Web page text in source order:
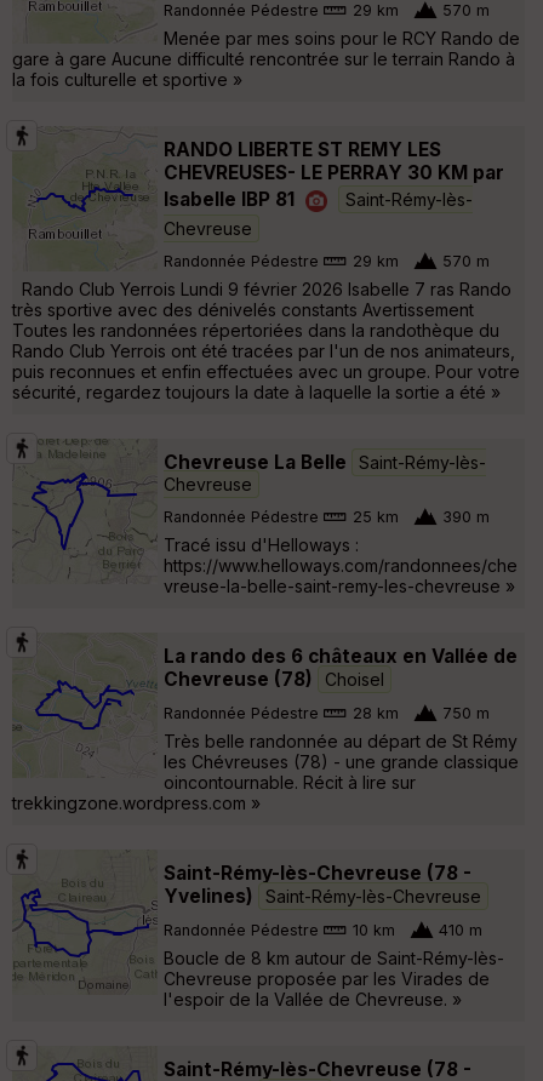
Randonnée Pédestre 29 km 570 m
Menée par mes soins pour le RCY Rando de
gare à gare Aucune difficulté rencontrée sur le terrain Rando à
la fois culturelle et sportive »
RANDO LIBERTE ST REMY LES
CHEVREUSES- LE PERRAY 30 KM par
Isabelle IBP 81
Saint-Rémy-lès-
Chevreuse
Randonnée Pédestre 29 km 570 m
Rando Club Yerrois Lundi 9 février 2026 Isabelle 7 ras Rando
très sportive avec des dénivelés constants Avertissement
Toutes les randonnées répertoriées dans la randothèque du
Rando Club Yerrois ont été tracées par l'un de nos animateurs,
puis reconnues et enfin effectuées avec un groupe. Pour votre
sécurité, regardez toujours la date à laquelle la sortie a été »
Chevreuse La Belle
Saint-Rémy-lès-
Chevreuse
Randonnée Pédestre 25 km 390 m
Tracé issu d'Helloways :
https://www.helloways.com/randonnees/che
vreuse-la-belle-saint-remy-les-chevreuse »
La rando des 6 châteaux en Vallée de
Chevreuse (78)
Choisel
Randonnée Pédestre 28 km 750 m
Très belle randonnée au départ de St Rémy
les Chévreuses (78) - une grande classique
oincontournable. Récit à lire sur
trekkingzone.wordpress.com »
Saint-Rémy-lès-Chevreuse (78 -
Yvelines)
Saint-Rémy-lès-Chevreuse
Randonnée Pédestre 10 km 410 m
Boucle de 8 km autour de Saint-Rémy-lès-
Chevreuse proposée par les Virades de
l'espoir de la Vallée de Chevreuse. »
Saint-Rémy-lès-Chevreuse (78 -